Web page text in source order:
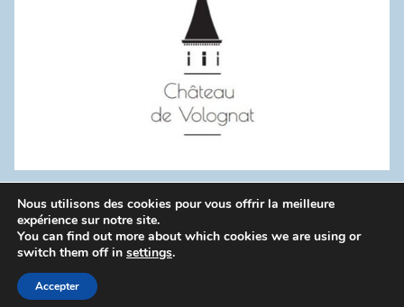
WordPress Theme: Donovan by ThemeZee.
Politique de confidentialité
Nous utilisons des cookies pour vous offrir la meilleure
expérience sur notre site.
You can find out more about which cookies we are using or
switch them off in settings.
Accepter